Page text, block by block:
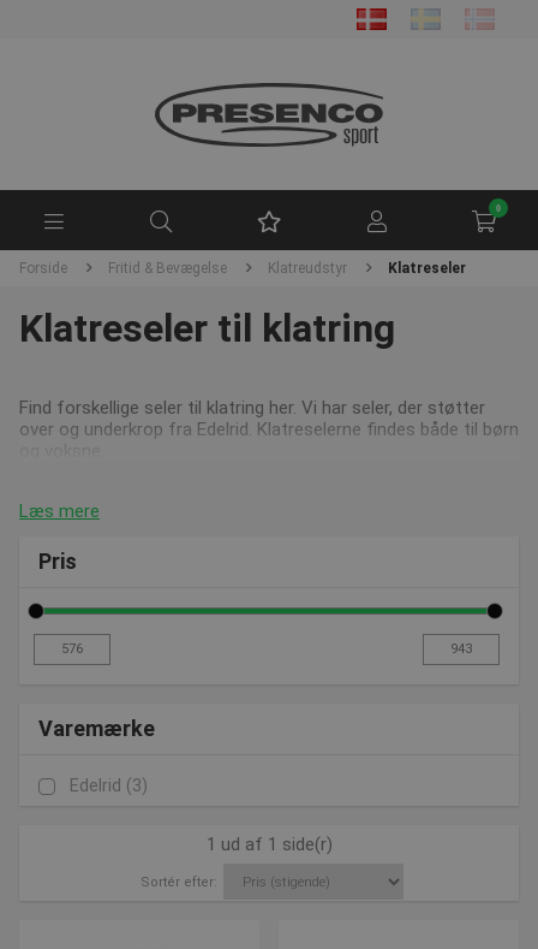
0
Forside Fritid & Bevægelse Klatreudstyr Klatreseler
Klatreseler til klatring
Find forskellige seler til klatring her. Vi har seler, der støtter
over og underkrop fra Edelrid. Klatreselerne findes både til børn
Læs mere
Pris
Varemærke
Edelrid (3)
1 ud af 1 side(r)
Sortér efter: